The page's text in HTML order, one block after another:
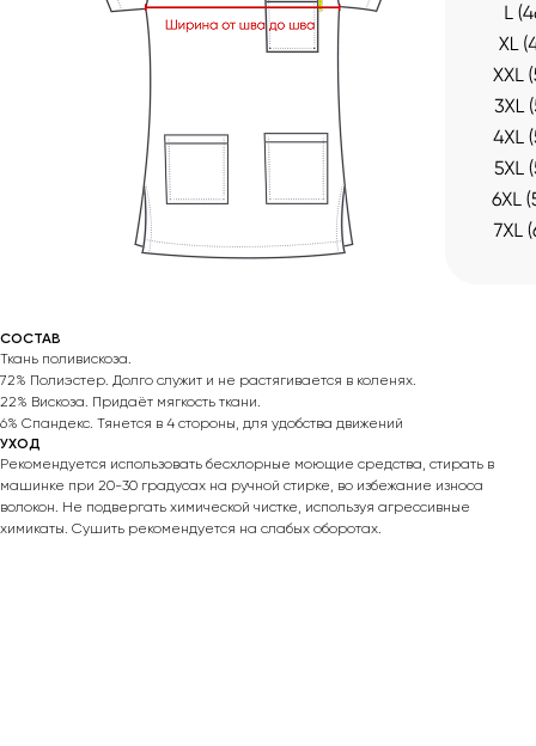
СОСТАВ
Ткань поливискоза.
72% Полиэстер. Долго служит и не растягивается в коленях.
22% Вискоза. Придаёт мягкость ткани.
6% Спандекс. Тянется в 4 стороны, для удобства движений
УХОД
Рекомендуется использовать бесхлорные моющие средства, стирать в
машинке при 20-30 градусах на ручной стирке, во избежание износа
волокон. Не подвергать химической чистке, используя агрессивные
химикаты. Сушить рекомендуется на слабых оборотах.